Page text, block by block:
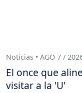
Noticias • AGO 7 /
El once que
visitar a la 'U'